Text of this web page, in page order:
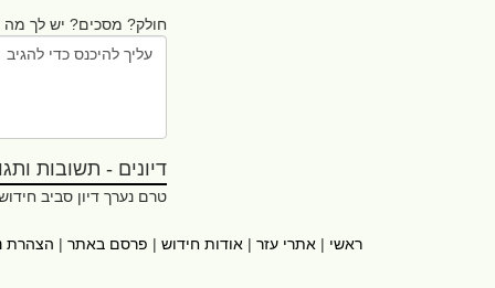
חולק? מסכים? יש לך מה
דיונים - תשובות
טרם נערך דיון סביב
ראשי | אתרי עזר | אודות חידוש | פרסם באתר | הצהרת